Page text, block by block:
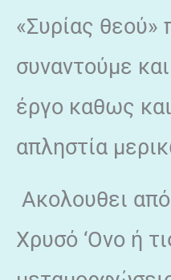
«Συρίας θεού»
συναντούμε
έργο καθως
απληστία
Ακολουθει
Χρυσό ‘Ονο ή